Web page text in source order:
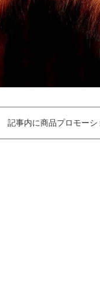
記事内に商品プロモーシ